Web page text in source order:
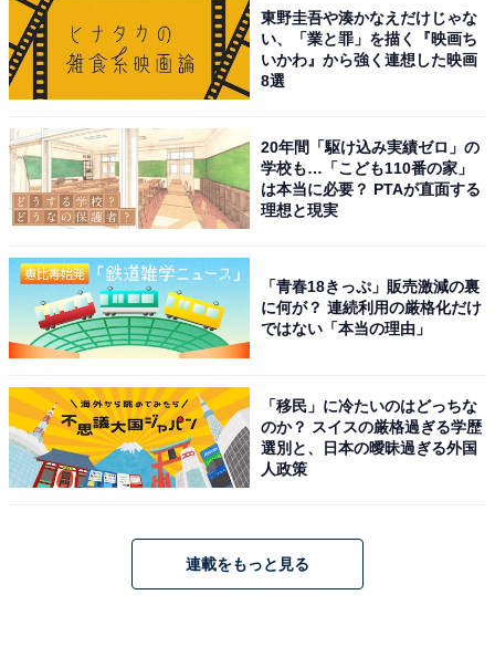
東野圭吾や湊かなえだけじゃな
い、「業と罪」を描く『映画ち
いかわ』から強く連想した映画
8選
20年間「駆け込み実績ゼロ」の
学校も…「こども110番の家」
は本当に必要？ PTAが直面する
理想と現実
「青春18きっぷ」販売激減の裏
に何が？ 連続利用の厳格化だけ
ではない「本当の理由」
「移民」に冷たいのはどっちな
のか？ スイスの厳格過ぎる学歴
選別と、日本の曖昧過ぎる外国
人政策
連載をもっと見る